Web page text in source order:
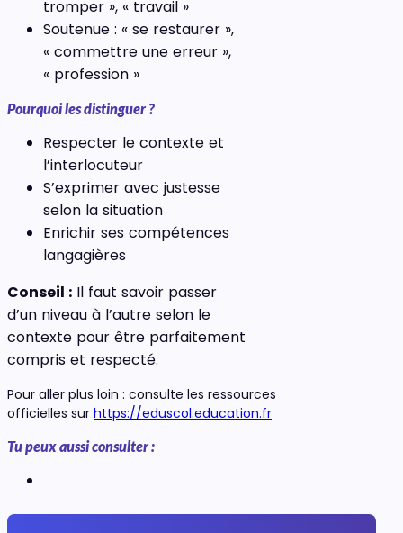
tromper », « travail »
Soutenue : « se restaurer »,
« commettre une erreur »,
« profession »
Pourquoi les distinguer ?
Respecter le contexte et
l’interlocuteur
S’exprimer avec justesse
selon la situation
Enrichir ses compétences
langagières
Conseil : Il faut savoir passer
d’un niveau à l’autre selon le
contexte pour être parfaitement
compris et respecté.
Pour aller plus loin : consulte les ressources
officielles sur https://eduscol.education.fr
Tu peux aussi consulter :